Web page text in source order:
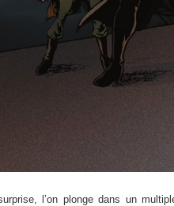
l’on plonge dans un